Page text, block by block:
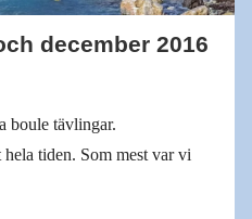
december 2016
boule tävlingar.
tiden. Som mest var vi